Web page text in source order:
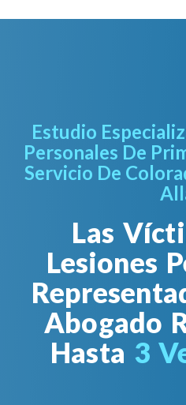
Estudio
Personales De
Servicio De
Las
Lesiones
Abogado
Hasta 3